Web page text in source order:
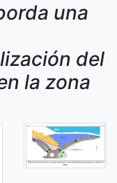
una
del
la zona